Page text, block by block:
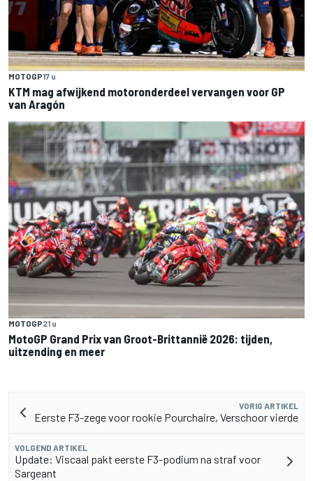
MOTOGP17 u
KTM mag afwijkend motoronderdeel vervangen voor GP
van Aragón
MOTOGP21 u
MotoGP Grand Prix van Groot-Brittannië 2026: tijden,
uitzending en meer
VORIG ARTIKEL
Eerste F3-zege voor rookie Pourchaire, Verschoor vierde
VOLGEND ARTIKEL
Update: Viscaal pakt eerste F3-podium na straf voor
Sargeant